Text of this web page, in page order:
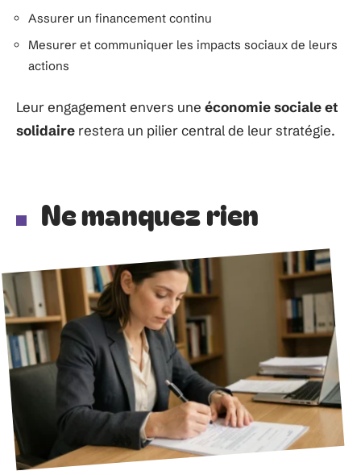
Assurer un financement continu
Mesurer et communiquer les impacts sociaux de leurs
actions
Leur engagement envers une économie sociale et
solidaire restera un pilier central de leur stratégie.
Ne manquez rien